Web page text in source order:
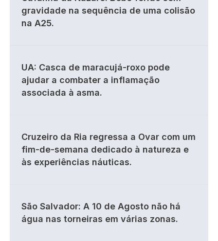
gravidade na sequência de uma colisão
na A25.
UA: Casca de maracujá-roxo pode
ajudar a combater a inflamação
associada à asma.
Cruzeiro da Ria regressa a Ovar com um
fim-de-semana dedicado à natureza e
às experiências náuticas.
São Salvador: A 10 de Agosto não há
água nas torneiras em várias zonas.